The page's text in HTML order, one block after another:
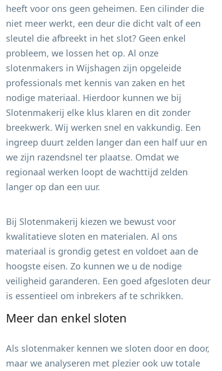
heeft voor ons geen geheimen. Een cilinder die
niet meer werkt, een deur die dicht valt of een
sleutel die afbreekt in het slot? Geen enkel
probleem, we lossen het op. Al onze
slotenmakers in Wijshagen zijn opgeleide
professionals met kennis van zaken en het
nodige materiaal. Hierdoor kunnen we bij
Slotenmakerij elke klus klaren en dit zonder
breekwerk. Wij werken snel en vakkundig. Een
ingreep duurt zelden langer dan een half uur en
we zijn razendsnel ter plaatse. Omdat we
regionaal werken loopt de wachttijd zelden
langer op dan een uur.
Bij Slotenmakerij kiezen we bewust voor
kwalitatieve sloten en materialen. Al ons
materiaal is grondig getest en voldoet aan de
hoogste eisen. Zo kunnen we u de nodige
veiligheid garanderen. Een goed afgesloten deur
is essentieel om inbrekers af te schrikken.
Meer dan enkel sloten
Als slotenmaker kennen we sloten door en door,
maar we analyseren met plezier ook uw totale